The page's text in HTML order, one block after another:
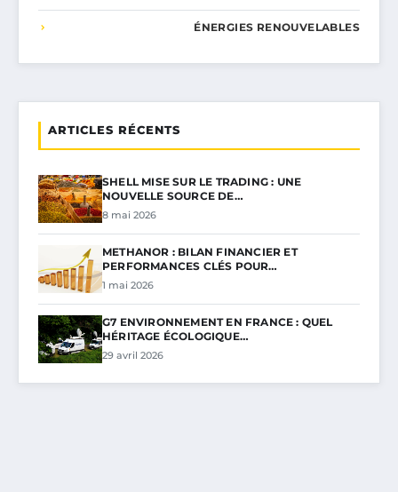
ÉNERGIES RENOUVELABLES
ARTICLES RÉCENTS
SHELL MISE SUR LE TRADING : UNE
NOUVELLE SOURCE DE…
8 mai 2026
METHANOR : BILAN FINANCIER ET
PERFORMANCES CLÉS POUR…
1 mai 2026
G7 ENVIRONNEMENT EN FRANCE : QUEL
HÉRITAGE ÉCOLOGIQUE…
29 avril 2026